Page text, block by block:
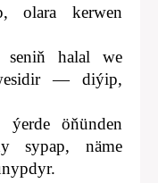
olara kerwen
halal we
— diýip,
ýerde öňünden
sypap, näme